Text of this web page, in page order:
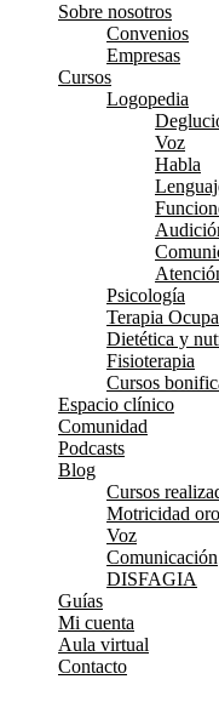
Sobre nosotros
Convenios
Empresas
Cursos
Logopedia
Voz
Habla
Psicología
Terapia
Dietética y
Fisioterapia
Cursos
Espacio clínico
Comunidad
Podcasts
Blog
Cursos
Motricidad
Voz
Comunicación
DISFAGIA
Guías
Mi cuenta
Aula virtual
Contacto